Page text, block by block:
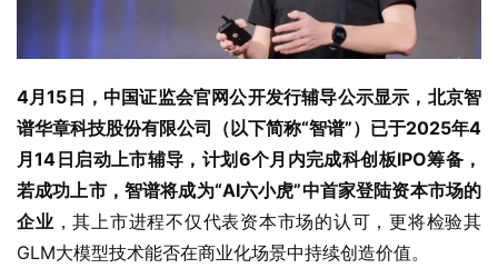
4月15日，中国证监会官网公开发行辅导公示显示，北京智
谱华章科技股份有限公司（以下简称“智谱”）已于2025年4
月14日启动上市辅导，计划6个月内完成科创板IPO筹备，
若成功上市，智谱将成为“AI六小虎”中首家登陆资本市场的
企业 ，其上市进程不仅代表资本市场的认可，更将检验其
GLM大模型技术能否在商业化场景中持续创造价值。